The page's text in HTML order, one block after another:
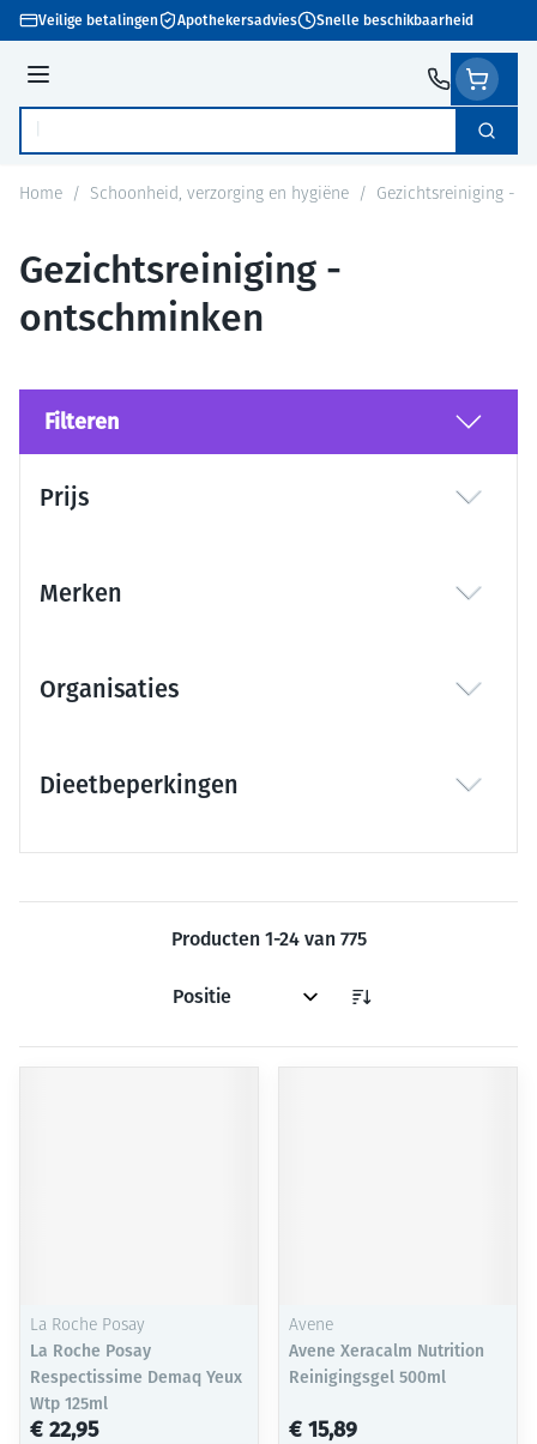
Ga naar de inhoud
Veilige betalingen Apothekersadvies Snelle beschikbaarheid
Menu
Product, merk, categorie... Zoek
Home / Schoonheid, verzorging en hygiëne / Gezichtsreiniging -
Gezichtsreiniging -
ontschminken
Filteren
Prijs
Merken
Organisaties
Dieetbeperkingen
Producten 1-24van 775
Sorteer op:
La Roche Posay
La Roche Posay
Respectissime Demaq Yeux
Wtp 125ml
€ 22,95
Avene
Avene Xeracalm Nutrition
Reinigingsgel 500ml
€ 15,89